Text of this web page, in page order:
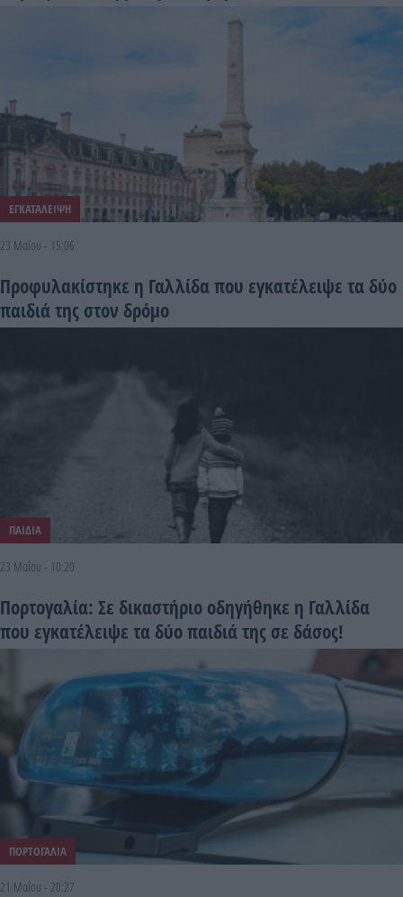
ΕΓΚΑΤΑΛΕΙΨΗ
23 Μαΐου - 15:06
Προφυλακίστηκε η Γαλλίδα που εγκατέλειψε τα δύο
παιδιά της στον δρόμο
ΠΑΙΔΙΑ
23 Μαΐου - 10:20
Πορτογαλία: Σε δικαστήριο οδηγήθηκε η Γαλλίδα
που εγκατέλειψε τα δύο παιδιά της σε δάσος!
ΠΟΡΤΟΓΑΛΙΑ
21 Μαΐου - 20:27